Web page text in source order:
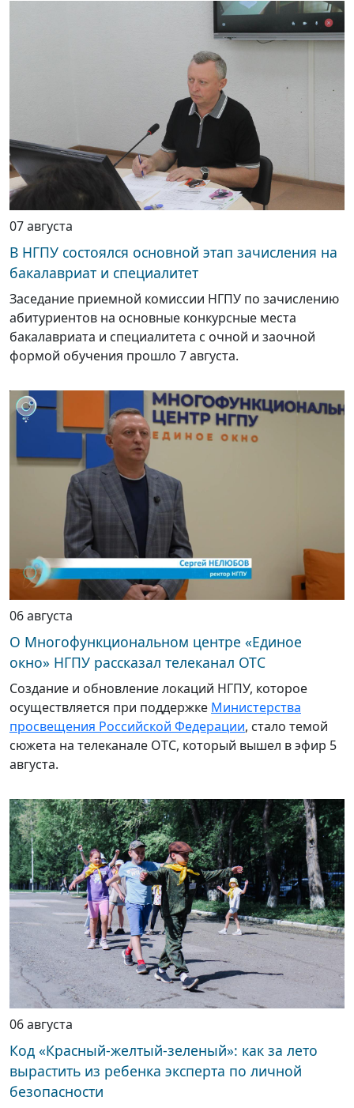
07 августа
В НГПУ состоялся основной этап зачисления на
бакалавриат и специалитет
Заседание приемной комиссии НГПУ по зачислению
абитуриентов на основные конкурсные места
бакалавриата и специалитета с очной и заочной
формой обучения прошло 7 августа.
06 августа
О Многофункциональном центре «Единое
окно» НГПУ рассказал телеканал ОТС
Создание и обновление локаций НГПУ, которое
осуществляется при поддержке Министерства
просвещения Российской Федерации, стало темой
сюжета на телеканале ОТС, который вышел в эфир 5
августа.
06 августа
Код «Красный-желтый-зеленый»: как за лето
вырастить из ребенка эксперта по личной
безопасности